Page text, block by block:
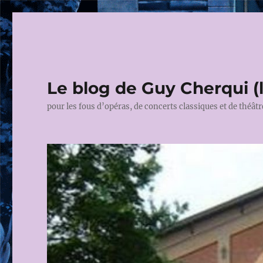
Le blog de Guy Cherqui
pour les fous d’opéras, de concerts classiques et de